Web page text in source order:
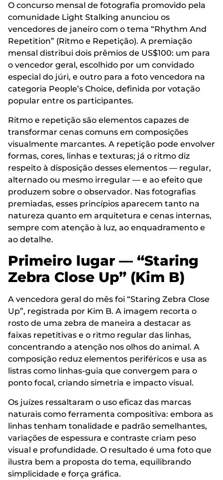
O concurso mensal de fotografia promovido pela
comunidade Light Stalking anunciou os
vencedores de janeiro com o tema “Rhythm And
Repetition” (Ritmo e Repetição). A premiação
mensal distribui dois prêmios de US$100: um para
o vencedor geral, escolhido por um convidado
especial do júri, e outro para a foto vencedora na
categoria People’s Choice, definida por votação
popular entre os participantes.
Ritmo e repetição são elementos capazes de
transformar cenas comuns em composições
visualmente marcantes. A repetição pode envolver
formas, cores, linhas e texturas; já o ritmo diz
respeito à disposição desses elementos — regular,
alternado ou mesmo irregular — e ao efeito que
produzem sobre o observador. Nas fotografias
premiadas, esses princípios aparecem tanto na
natureza quanto em arquitetura e cenas internas,
sempre com atenção à luz, ao enquadramento e
ao detalhe.
Primeiro lugar — “Staring
Zebra Close Up” (Kim B)
A vencedora geral do mês foi “Staring Zebra Close
Up”, registrada por Kim B. A imagem recorta o
rosto de uma zebra de maneira a destacar as
faixas repetitivas e o ritmo regular das linhas,
concentrando a atenção nos olhos do animal. A
composição reduz elementos periféricos e usa as
listras como linhas-guia que convergem para o
ponto focal, criando simetria e impacto visual.
Os juízes ressaltaram o uso eficaz das marcas
naturais como ferramenta compositiva: embora as
linhas tenham tonalidade e padrão semelhantes,
variações de espessura e contraste criam peso
visual e profundidade. O resultado é uma foto que
ilustra bem a proposta do tema, equilibrando
simplicidade e força gráfica.